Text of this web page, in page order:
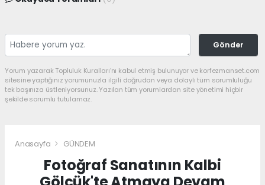
Gönder
Yorum yazarak Topluluk Kuralları’nı kabul etmiş bulunuyor ve korfezmanset.com
sitesine yaptığınız yorumunuzla ilgili doğrudan veya dolaylı tüm sorumluluğu
tek başınıza üstleniyorsunuz. Yazılan tüm yorumlardan site yönetimi hiçbir
şekilde sorumlu tutulamaz.
Anasayfa GÜNDEM
Fotoğraf Sanatının Kalbi